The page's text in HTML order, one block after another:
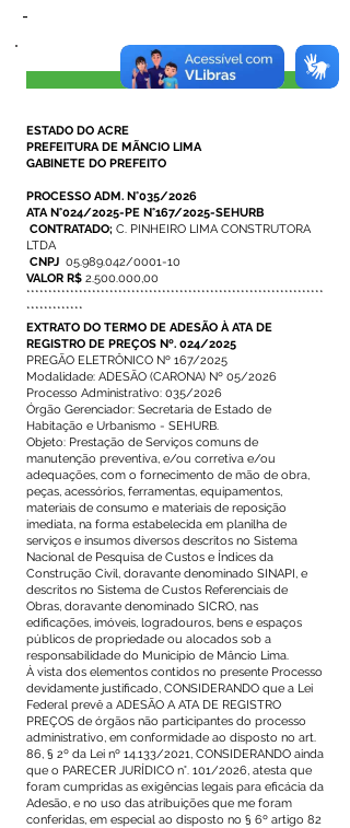
-
Visualizar
ESTADO DO ACRE
PREFEITURA DE MÃNCIO LIMA
GABINETE DO PREFEITO
PROCESSO ADM. N°035/2026
ATA N°024/2025-PE N°167/2025-SEHURB
CONTRATADO; C. PINHEIRO LIMA CONSTRUTORA
LTDA
CNPJ 05.989.042/0001-10
VALOR R$ 2.500.000,00
********************************************************************
*************
EXTRATO DO TERMO DE ADESÃO À ATA DE
REGISTRO DE PREÇOS Nº. 024/2025
PREGÃO ELETRÔNICO Nº 167/2025
Modalidade: ADESÃO (CARONA) Nº 05/2026
Processo Administrativo: 035/2026
Órgão Gerenciador: Secretaria de Estado de
Habitação e Urbanismo - SEHURB.
Objeto: Prestação de Serviços comuns de
manutenção preventiva, e/ou corretiva e/ou
adequações, com o fornecimento de mão de obra,
peças, acessórios, ferramentas, equipamentos,
materiais de consumo e materiais de reposição
imediata, na forma estabelecida em planilha de
serviços e insumos diversos descritos no Sistema
Nacional de Pesquisa de Custos e Índices da
Construção Civil, doravante denominado SINAPI, e
descritos no Sistema de Custos Referenciais de
Obras, doravante denominado SICRO, nas
edificações, imóveis, logradouros, bens e espaços
públicos de propriedade ou alocados sob a
responsabilidade do Município de Mâncio Lima.
À vista dos elementos contidos no presente Processo
devidamente justificado, CONSIDERANDO que a Lei
Federal prevê a ADESÃO A ATA DE REGISTRO
PREÇOS de órgãos não participantes do processo
administrativo, em conformidade ao disposto no art.
86, § 2º da Lei nº 14.133/2021, CONSIDERANDO ainda
que o PARECER JURÍDICO n°. 101/2026, atesta que
foram cumpridas as exigências legais para eficácia da
Adesão, e no uso das atribuições que me foram
conferidas, em especial ao disposto no § 6º artigo 82